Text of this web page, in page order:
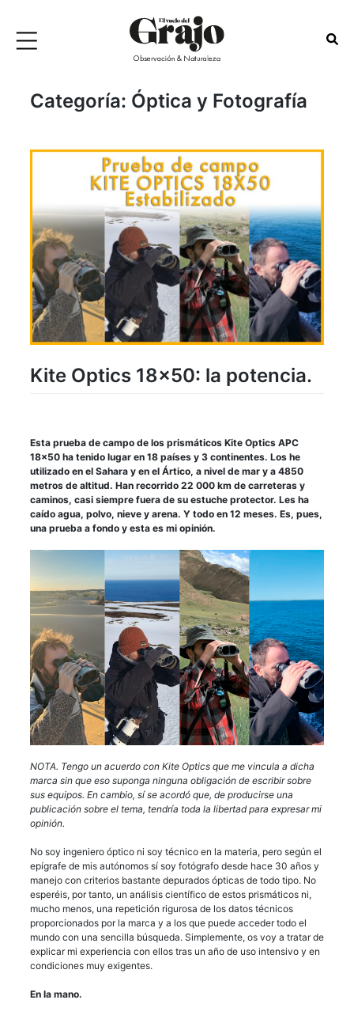
Categoría: Óptica y Fotografía
Kite Optics 18×50: la potencia.
Esta prueba de campo de los prismáticos Kite Optics APC
18×50 ha tenido lugar en 18 países y 3 continentes. Los he
utilizado en el Sahara y en el Ártico, a nivel de mar y a 4850
metros de altitud. Han recorrido 22 000 km de carreteras y
caminos, casi siempre fuera de su estuche protector. Les ha
caído agua, polvo, nieve y arena. Y todo en 12 meses. Es, pues,
una prueba a fondo y esta es mi opinión.
NOTA. Tengo un acuerdo con Kite Optics que me vincula a dicha
marca sin que eso suponga ninguna obligación de escribir sobre
sus equipos. En cambio, sí se acordó que, de producirse una
publicación sobre el tema, tendría toda la libertad para expresar mi
opinión.
No soy ingeniero óptico ni soy técnico en la materia, pero según el
epígrafe de mis autónomos sí soy fotógrafo desde hace 30 años y
manejo con criterios bastante depurados ópticas de todo tipo. No
esperéis, por tanto, un análisis científico de estos prismáticos ni,
mucho menos, una repetición rigurosa de los datos técnicos
proporcionados por la marca y a los que puede acceder todo el
mundo con una sencilla búsqueda. Simplemente, os voy a tratar de
explicar mi experiencia con ellos tras un año de uso intensivo y en
condiciones muy exigentes.
En la mano.